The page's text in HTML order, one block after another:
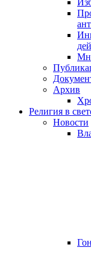
Архив
Религия в
Новости